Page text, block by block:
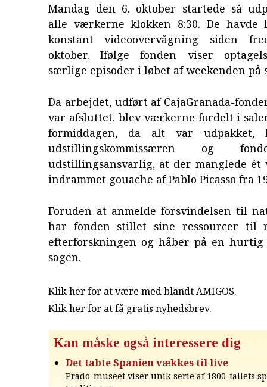
Mandag den 6. oktober startede så
alle værkerne klokken 8:30. De havde
konstant videoovervågning siden
oktober. Ifølge fonden viser
særlige episoder i løbet af weekenden på
Da arbejdet, udført af CajaGranada-
var afsluttet, blev værkerne fordelt i
formiddagen, da alt var udpakket,
udstillingskommissæren og
udstillingsansvarlig, at der manglede
indrammet gouache af Pablo Picasso fra
Foruden at anmelde forsvindelsen til
har fonden stillet sine ressourcer til
efterforskningen og håber på en
sagen.
Klik her for at være med blandt AMIGOS.
Klik her for at få gratis nyhedsbrev.
Kan måske også interessere dig
Det tabte Spanien vækkes til live
Prado-museet viser unik serie af 1800-tallets